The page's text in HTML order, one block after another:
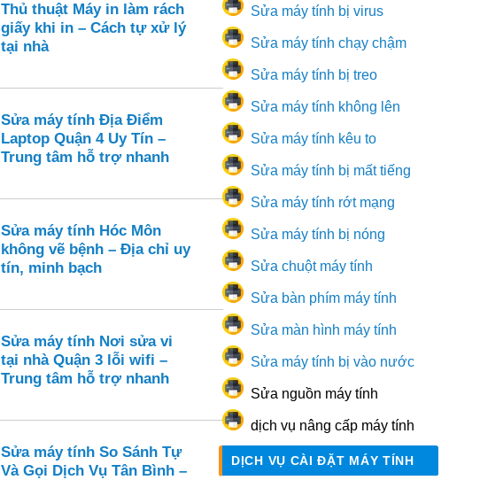
Thủ thuật Máy in làm rách
giấy khi in – Cách tự xử lý
tại nhà
Sửa máy tính Địa Điểm
Laptop Quận 4 Uy Tín –
Trung tâm hỗ trợ nhanh
Sửa máy tính Hóc Môn
không vẽ bệnh – Địa chỉ uy
tín, minh bạch
Sửa máy tính Nơi sửa vi
tại nhà Quận 3 lỗi wifi –
Trung tâm hỗ trợ nhanh
Sửa máy tính So Sánh Tự
Và Gọi Dịch Vụ Tân Bình –
Sửa máy tính bị virus
Sửa máy tính chạy chậm
Sửa máy tính bị treo
Sửa máy tính không lên
Sửa máy tính kêu to
Sửa máy tính bị mất tiếng
Sửa máy tính rớt mạng
Sửa máy tính bị nóng
Sửa chuột máy tính
Sửa bàn phím máy tính
Sửa màn hình máy tính
Sửa máy tính bị vào nước
Sửa nguồn máy tính
dịch vụ nâng cấp máy tính
DỊCH VỤ CÀI ĐẶT MÁY TÍNH